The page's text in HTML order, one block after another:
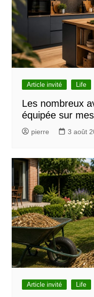
i
o
n
d
e
i
l
e
Article invité Life
Les nombreux
équipée sur
pierre 3 août
Article invité Life